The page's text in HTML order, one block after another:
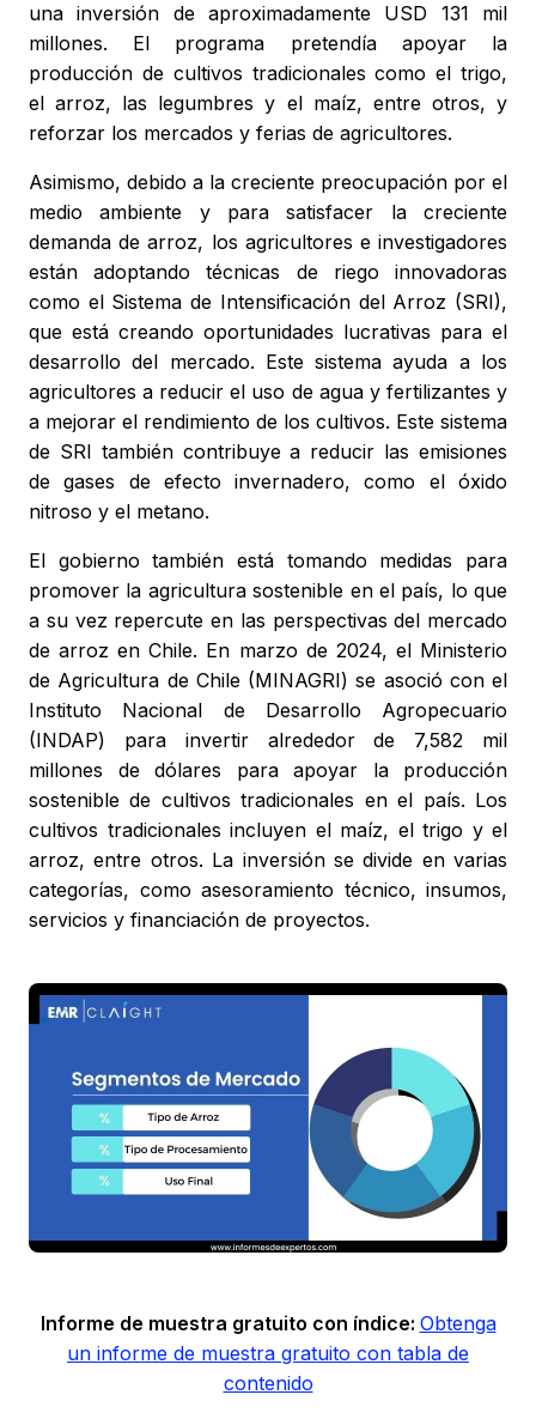
una inversión de aproximadamente USD 131 mil
millones. El programa pretendía apoyar la
producción de cultivos tradicionales como el trigo,
el arroz, las legumbres y el maíz, entre otros, y
reforzar los mercados y ferias de agricultores.
Asimismo, debido a la creciente preocupación por el
medio ambiente y para satisfacer la creciente
demanda de arroz, los agricultores e investigadores
están adoptando técnicas de riego innovadoras
como el Sistema de Intensificación del Arroz (SRI),
que está creando oportunidades lucrativas para el
desarrollo del mercado. Este sistema ayuda a los
agricultores a reducir el uso de agua y fertilizantes y
a mejorar el rendimiento de los cultivos. Este sistema
de SRI también contribuye a reducir las emisiones
de gases de efecto invernadero, como el óxido
nitroso y el metano.
El gobierno también está tomando medidas para
promover la agricultura sostenible en el país, lo que
a su vez repercute en las perspectivas del mercado
de arroz en Chile. En marzo de 2024, el Ministerio
de Agricultura de Chile (MINAGRI) se asoció con el
Instituto Nacional de Desarrollo Agropecuario
(INDAP) para invertir alrededor de 7,582 mil
millones de dólares para apoyar la producción
sostenible de cultivos tradicionales en el país. Los
cultivos tradicionales incluyen el maíz, el trigo y el
arroz, entre otros. La inversión se divide en varias
categorías, como asesoramiento técnico, insumos,
servicios y financiación de proyectos.
Informe de muestra gratuito con índice: Obtenga
un informe de muestra gratuito con tabla de
contenido